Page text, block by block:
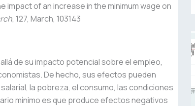
impact of an increase in the minimum wage on
, 127, March, 103143
de su impacto potencial sobre el empleo,
De hecho, sus efectos pueden
la pobreza, el consumo, las condiciones
mínimo es que produce efectos negativos